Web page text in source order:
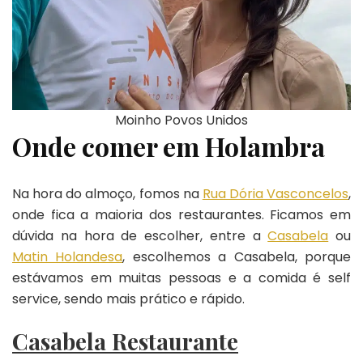
Moinho Povos Unidos
Onde comer em Holambra
Na hora do almoço, fomos na Rua Dória Vasconcelos,
onde fica a maioria dos restaurantes. Ficamos em
dúvida na hora de escolher, entre aCasabela ou
Matin Holandesa, escolhemos a Casabela, porque
estávamos em muitas pessoas e a comida é self
service, sendo mais prático e rápido.
Casabela Restaurante